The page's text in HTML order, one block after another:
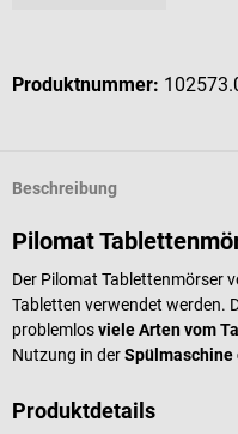
Produktnummer:
Beschreibung
Pilomat
Der Pilomat Tablettenmörser
Tabletten verwendet werden.
problemlosviele Arten vom
Nutzung in derSpülmaschine
Produktdetails